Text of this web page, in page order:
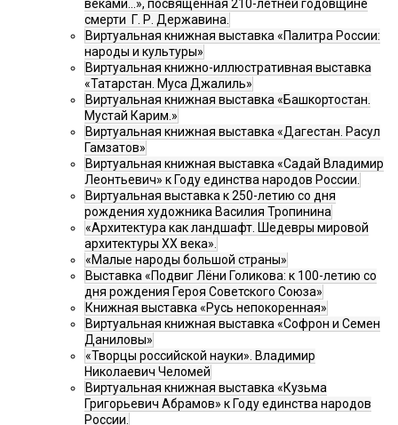
веками…», посвященная 210-летней годовщине
смерти Г. Р. Державина.
Виртуальная книжная выставка «Палитра России:
народы и культуры»
Виртуальная книжно-иллюстративная выставка
«Татарстан. Муса Джалиль»
Виртуальная книжная выставка «Башкортостан.
Мустай Карим.»
Виртуальная книжная выставка «Дагестан. Расул
Гамзатов»
Виртуальная книжная выставка «Садай Владимир
Леонтьевич» к Году единства народов России.
Виртуальная выставка к 250-летию со дня
рождения художника Василия Тропинина
«Архитектура как ландшафт. Шедевры мировой
архитектуры XX века».
«Малые народы большой страны»
Выставка «Подвиг Лёни Голикова: к 100-летию со
дня рождения Героя Советского Союза»
Книжная выставка «Русь непокоренная»
Виртуальная книжная выставка «Софрон и Семен
Даниловы»
«Творцы российской науки». Владимир
Николаевич Челомей
Виртуальная книжная выставка «Кузьма
Григорьевич Абрамов» к Году единства народов
России.